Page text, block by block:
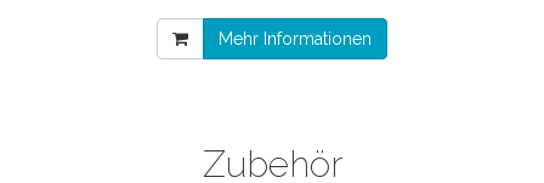
Mehr Informationen
Zubehör